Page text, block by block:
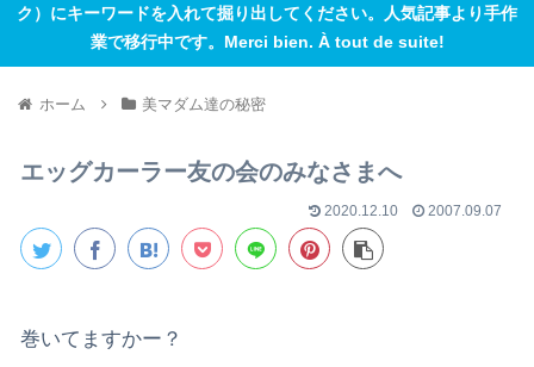
ク）にキーワードを入れて掘り出してください。人気記事より手作
業で移行中です。Merci bien. À tout de suite!
ホーム 美マダム達の秘密
エッグカーラー友の会のみなさまへ
2020.12.10 2007.09.07
巻いてますかー？